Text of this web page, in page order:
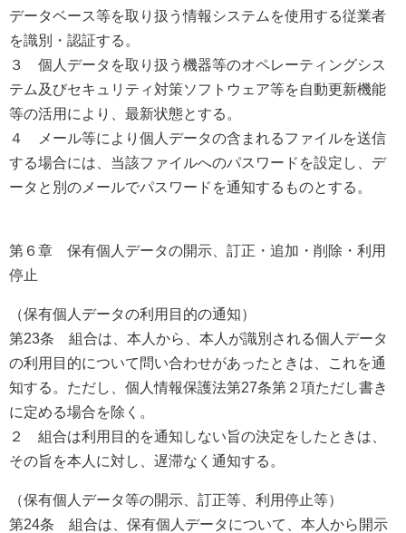
データベース等を取り扱う情報システムを使用する従業者
を識別・認証する。
３ 個人データを取り扱う機器等のオペレーティングシス
テム及びセキュリティ対策ソフトウェア等を自動更新機能
等の活用により、最新状態とする。
４ メール等により個人データの含まれるファイルを送信
する場合には、当該ファイルへのパスワードを設定し、デ
ータと別のメールでパスワードを通知するものとする。
第６章 保有個人データの開示、訂正・追加・削除・利用
停止
（保有個人データの利用目的の通知）
第23条 組合は、本人から、本人が識別される個人データ
の利用目的について問い合わせがあったときは、これを通
知する。ただし、個人情報保護法第27条第２項ただし書き
に定める場合を除く。
２ 組合は利用目的を通知しない旨の決定をしたときは、
その旨を本人に対し、遅滞なく通知する。
（保有個人データ等の開示、訂正等、利用停止等）
第24条 組合は、保有個人データについて、本人から開示